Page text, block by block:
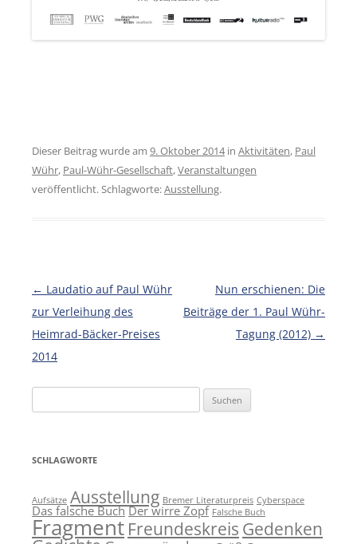
Dieser Beitrag wurde am 9. Oktober 2014in Aktivitäten, Paul
Wühr, Paul-Wühr-Gesellschaft,Veranstaltungen
veröffentlicht. Schlagworte:Ausstellung.
Beitragsnavigation
← Laudatio auf Paul Wühr
zur Verleihung des
Heimrad-Bäcker-Preises
2014
Nun erschienen: Die
Beiträge der 1. Paul Wühr-
Tagung (2012) →
nach:
SCHLAGWORTE
Aufsätze Ausstellung Bremer Literaturpreis Cyberspace
Das falsche Buch Der wirre Zopf Falsche Buch
Fragment Freundeskreis Gedenken